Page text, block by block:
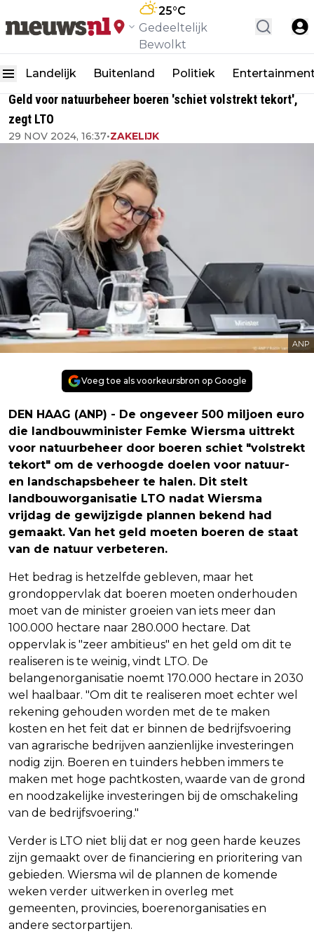
25°C
Gedeeltelijk
Bewolkt
Landelijk Buitenland Politiek
Geld voor natuurbeheer boeren 'schiet volstrekt tekort',
zegt LTO
29 NOV 2024, 16:37•ZAKELIJK
ANP
Voeg toe als voorkeursbron op Google
DEN HAAG (ANP) - De ongeveer 500 miljoen euro
die landbouwminister Femke Wiersma uittrekt
voor natuurbeheer door boeren schiet "volstrekt
tekort" om de verhoogde doelen voor natuur-
en landschapsbeheer te halen. Dit stelt
landbouworganisatie LTO nadat Wiersma
vrijdag de gewijzigde plannen bekend had
gemaakt. Van het geld moeten boeren de staat
van de natuur verbeteren.
Het bedrag is hetzelfde gebleven, maar het
grondoppervlak dat boeren moeten onderhouden
moet van de minister groeien van iets meer dan
100.000 hectare naar 280.000 hectare. Dat
oppervlak is "zeer ambitieus" en het geld om dit te
realiseren is te weinig, vindt LTO. De
belangenorganisatie noemt 170.000 hectare in 2030
wel haalbaar. "Om dit te realiseren moet echter wel
rekening gehouden worden met de te maken
kosten en het feit dat er binnen de bedrijfsvoering
van agrarische bedrijven aanzienlijke investeringen
nodig zijn. Boeren en tuinders hebben immers te
maken met hoge pachtkosten, waarde van de grond
en noodzakelijke investeringen bij de omschakeling
van de bedrijfsvoering."
Verder is LTO niet blij dat er nog geen harde keuzes
zijn gemaakt over de financiering en prioritering van
gebieden. Wiersma wil de plannen de komende
weken verder uitwerken in overleg met
gemeenten, provincies, boerenorganisaties en
andere sectorpartijen.